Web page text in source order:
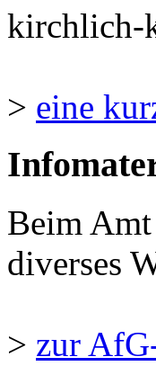
kirchlich-
> eine
Beim
diverses
> zur